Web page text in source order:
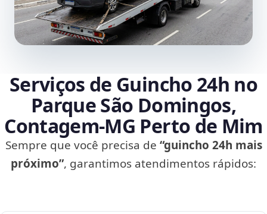
Serviços de Guincho 24h no
Parque São Domingos,
Contagem‑MG Perto de Mim
Sempre que você precisa de “guincho 24h mais
próximo”, garantimos atendimentos rápidos: